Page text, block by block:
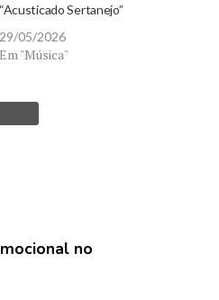
“Acusticado Sertanejo”
29/05/2026
Em "Música"
no